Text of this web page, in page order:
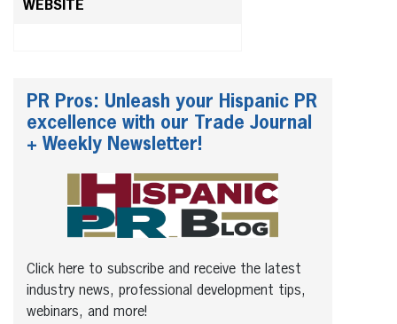
WEBSITE
PR Pros: Unleash your Hispanic PR
excellence with our Trade Journal
+ Weekly Newsletter!
Click here to subscribe and receive the latest
industry news, professional development tips,
webinars, and more!